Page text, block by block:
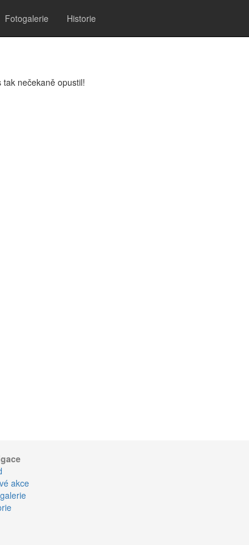
Fotogalerie Historie
nečekaně opustil!
akce